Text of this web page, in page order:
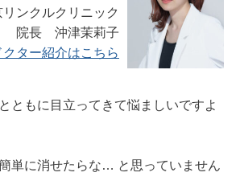
リンクルクリニック
院長 沖津茉莉子
クター紹介はこちら
ともに目立ってきて悩ましいですよ
単に消せたらな… と思っていません